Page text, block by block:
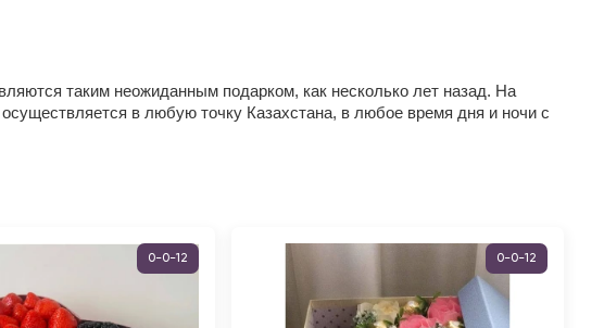
таким неожиданным подарком, как несколько лет назад. На
в любую точку Казахстана, в любое время дня и ночи с
0-0-12 0-0-12